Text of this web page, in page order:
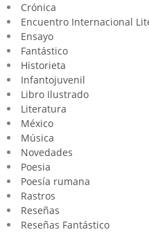
Crónica
Encuentro Internacional
Ensayo
Fantástico
Historieta
Infantojuvenil
Libro Ilustrado
Literatura
México
Música
Novedades
Poesia
Poesía rumana
Rastros
Reseñas
Reseñas Fantástico